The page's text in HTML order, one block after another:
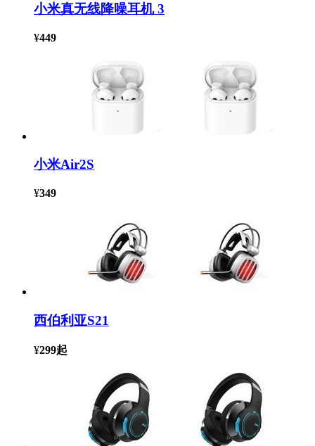
小米真无线降噪耳机 3
¥449
小米Air2S
¥349
西伯利亚S21
¥299起